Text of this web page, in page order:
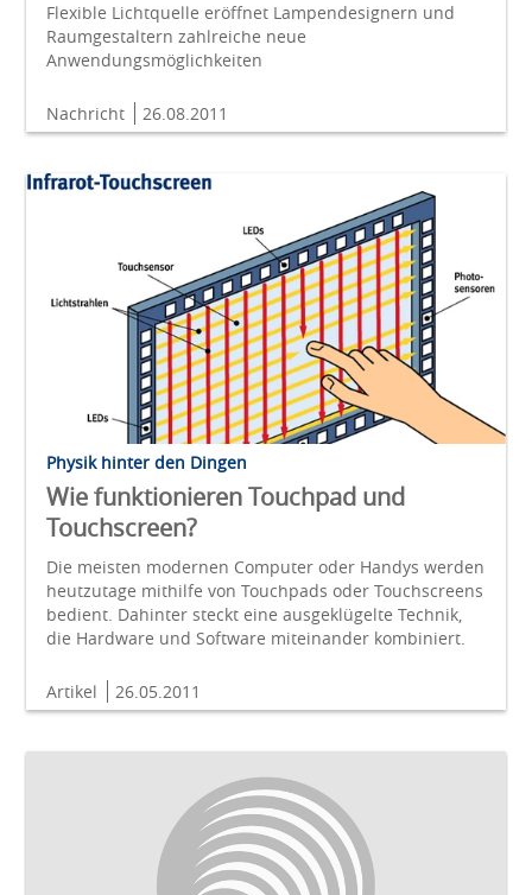
Flexible Lichtquelle eröffnet Lampendesignern und
Raumgestaltern zahlreiche neue
Anwendungsmöglichkeiten
Nachricht 26.08.2011
Physik hinter den Dingen
Wie funktionieren Touchpad und
Touchscreen?
Die meisten modernen Computer oder Handys werden
heutzutage mithilfe von Touchpads oder Touchscreens
bedient. Dahinter steckt eine ausgeklügelte Technik,
die Hardware und Software miteinander kombiniert.
Artikel 26.05.2011